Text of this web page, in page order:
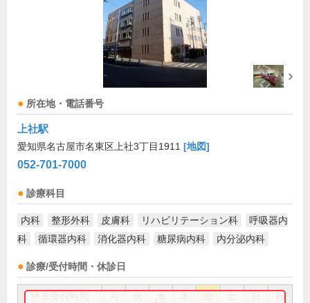
所在地・電話番号
上社駅
愛知県名古屋市名東区上社3丁目1911 [地図]
052-701-7000
診療科目
内科 整形外科 皮膚科 リハビリテーション科
呼吸器内
科
循環器内科 消化器内科 糖尿病内科 内分泌内科
診療/受付時間・休診日
祝